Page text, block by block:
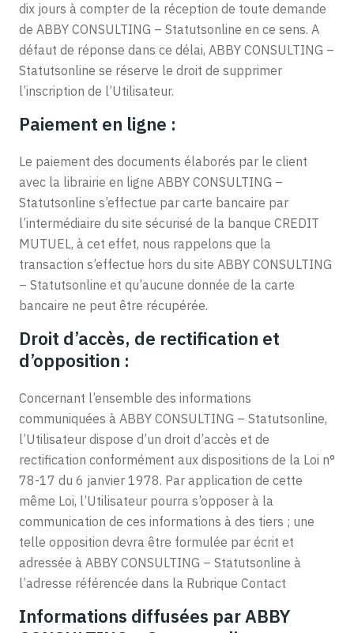
dix jours à compter de la réception de toute demande
de ABBY CONSULTING – Statutsonline en ce sens. A
défaut de réponse dans ce délai, ABBY CONSULTING –
Statutsonline se réserve le droit de supprimer
l’inscription de l’Utilisateur.
Paiement en ligne :
Le paiement des documents élaborés par le client
avec la librairie en ligne ABBY CONSULTING –
Statutsonline s’effectue par carte bancaire par
l’intermédiaire du site sécurisé de la banque CREDIT
MUTUEL, à cet effet, nous rappelons que la
transaction s’effectue hors du site ABBY CONSULTING
– Statutsonline et qu’aucune donnée de la carte
bancaire ne peut être récupérée.
Droit d’accès, de rectification et
d’opposition :
Concernant l’ensemble des informations
communiquées à ABBY CONSULTING – Statutsonline,
l’Utilisateur dispose d’un droit d’accès et de
rectification conformément aux dispositions de la Loi n°
78-17 du 6 janvier 1978. Par application de cette
même Loi, l’Utilisateur pourra s’opposer à la
communication de ces informations à des tiers ; une
telle opposition devra être formulée par écrit et
adressée à ABBY CONSULTING – Statutsonline à
l’adresse référencée dans la Rubrique Contact
Informations diffusées par ABBY